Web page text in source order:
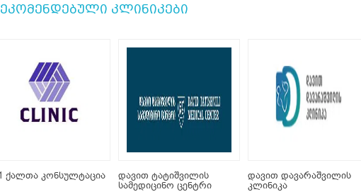
კლინიკები
ქალთა კონსულტაცია
დავით ტატიშვილის
სამედიცინო ცენტრი
დავით დავარაშვილის
კლინიკა